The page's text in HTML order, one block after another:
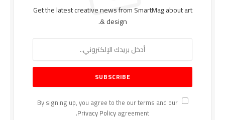
Get the latest creative news from SmartMag about art
& design.
By signing up, you agree to the our terms and our
Privacy Policyagreement.